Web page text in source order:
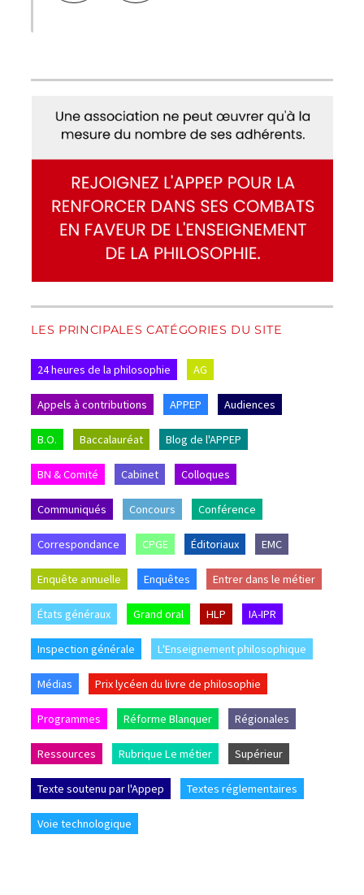
LES PRINCIPALES CATÉGORIES DU SITE
24 heures de la philosophie AG
Appels à contributions APPEP Audiences
B.O. Baccalauréat Blog de l'APPEP
BN & Comité Cabinet Colloques
Communiqués Concours Conférence
Correspondance CPGE Éditoriaux EMC
Enquête annuelle Enquêtes Entrer dans le métier
États généraux Grand oral HLP IA-IPR
Inspection générale L'Enseignement philosophique
Médias Prix lycéen du livre de philosophie
Programmes Réforme Blanquer Régionales
Ressources Rubrique Le métier Supérieur
Texte soutenu par l'Appep Textes réglementaires
Voie technologique